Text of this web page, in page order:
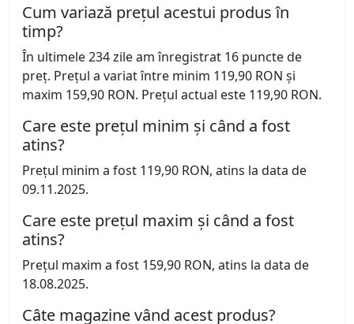
Cum variază prețul acestui produs în
timp?
În ultimele 234 zile am înregistrat 16 puncte de
preț. Prețul a variat între minim 119,90 RON și
maxim 159,90 RON. Prețul actual este 119,90 RON.
Care este prețul minim și când a fost
atins?
Prețul minim a fost 119,90 RON, atins la data de
09.11.2025.
Care este prețul maxim și când a fost
atins?
Prețul maxim a fost 159,90 RON, atins la data de
18.08.2025.
Câte magazine vând acest produs?